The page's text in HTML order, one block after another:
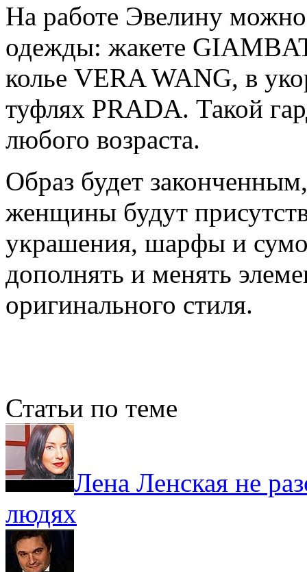
На работе Эвелину
одежды: жакете
колье VERA WANG, в
туфлях PRADA. Такой
любого возраста.
Образ будет
женщины будут
украшения, шарфы и
дополнять и менять
оригинального стиля.
Статьи по теме
Лена Ленская не
людях